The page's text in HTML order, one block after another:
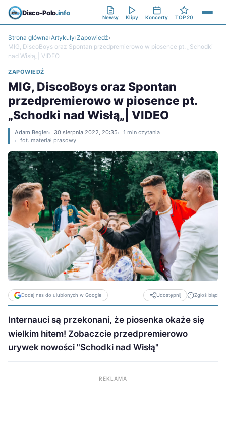
Disco-Polo.info
Newsy Klipy Koncerty TOP 20
Strona główna›Artykuły›Zapowiedź›
MIG, DiscoBoys oraz Spontan przedpremierowo w piosence pt. „Schodki
nad Wisłą„| VIDEO
ZAPOWIEDŹ
MIG, DiscoBoys oraz Spontan
przedpremierowo w piosence pt.
„Schodki nad Wisłą„| VIDEO
Adam Begier 30 sierpnia 2022, 20:35
1 min czytania
fot. materiał prasowy
Dodaj nas do ulubionych w Google Udostępnij Zgłoś błąd
Internauci są przekonani, że piosenka okaże się
wielkim hitem! Zobaczcie przedpremierowo
urywek nowości "Schodki nad Wisłą"
REKLAMA